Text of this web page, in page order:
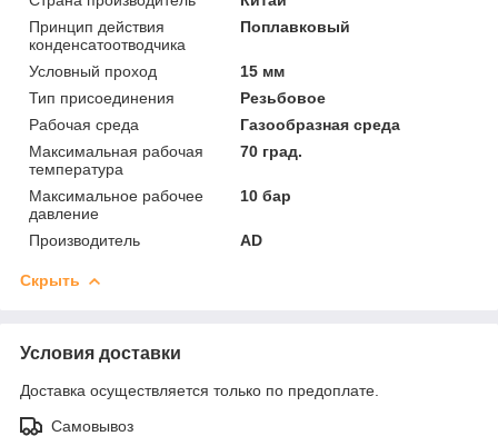
Принцип действия
конденсатоотводчика
Поплавковый
Условный проход
15 мм
Тип присоединения
Резьбовое
Рабочая среда
Газообразная среда
Максимальная рабочая
температура
70 град.
Максимальное рабочее
давление
10 бар
Производитель AD
Скрыть
Условия доставки
Доставка осуществляется только по предоплате.
Самовывоз